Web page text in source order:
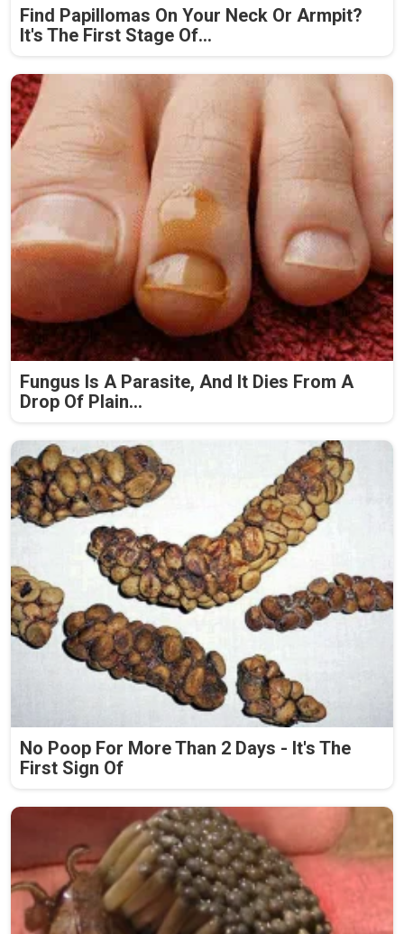
Find Papillomas On Your Neck Or Armpit?
It's The First Stage Of...
Fungus Is A Parasite, And It Dies From A
Drop Of Plain...
No Poop For More Than 2 Days - It's The
First Sign Of